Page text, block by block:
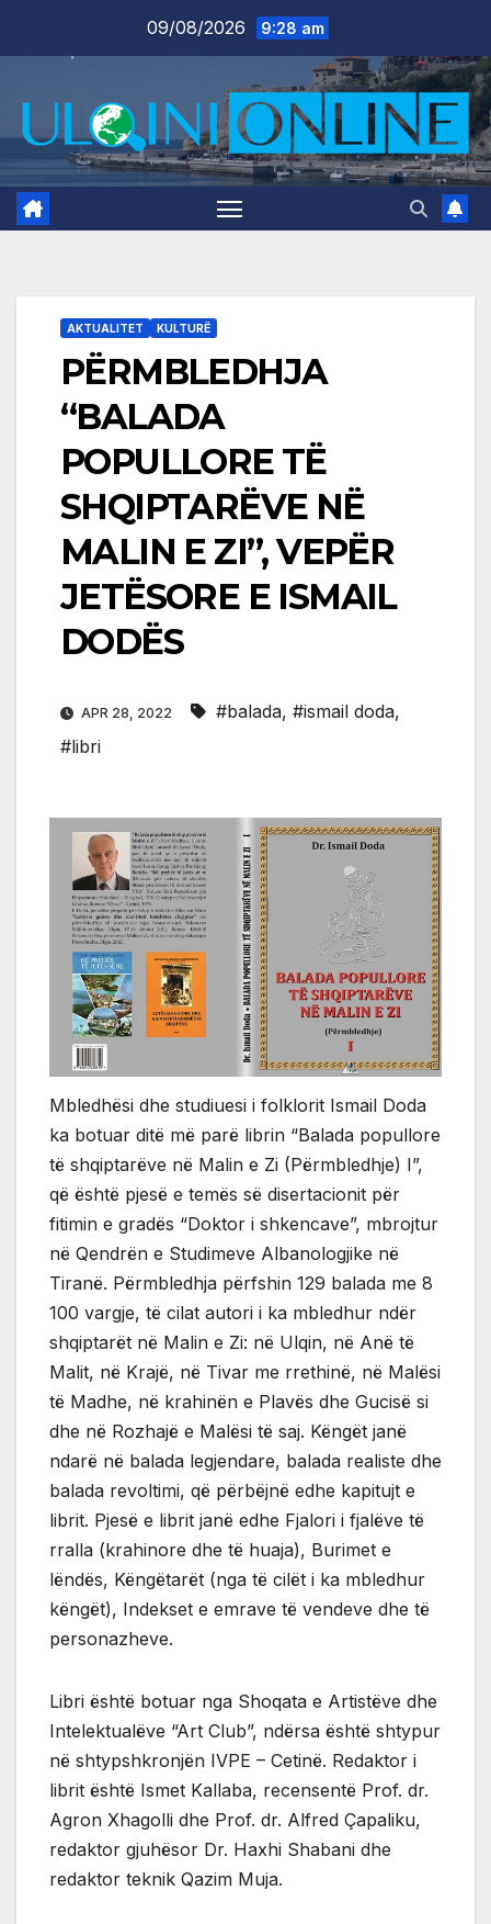
09/08/2026 9:28 am
AKTUALITET KULTURË
PËRMBLEDHJA
“BALADA
POPULLORE TË
SHQIPTARËVE NË
MALIN E ZI”, VEPËR
JETËSORE E ISMAIL
DODËS
APR 28, 2022 #balada, #ismail doda,
#libri
Mbledhësi dhe studiuesi i folklorit Ismail Doda
ka botuar ditë më parë librin “Balada popullore
të shqiptarëve në Malin e Zi (Përmbledhje) I”,
që është pjesë e temës së disertacionit për
fitimin e gradës “Doktor i shkencave”, mbrojtur
në Qendrën e Studimeve Albanologjike në
Tiranë. Përmbledhja përfshin 129 balada me 8
100 vargje, të cilat autori i ka mbledhur ndër
shqiptarët në Malin e Zi: në Ulqin, në Anë të
Malit, në Krajë, në Tivar me rrethinë, në Malësi
të Madhe, në krahinën e Plavës dhe Gucisë si
dhe në Rozhajë e Malësi të saj. Këngët janë
ndarë në balada legjendare, balada realiste dhe
balada revoltimi, që përbëjnë edhe kapitujt e
librit. Pjesë e librit janë edhe Fjalori i fjalëve të
rralla (krahinore dhe të huaja), Burimet e
lëndës, Këngëtarët (nga të cilët i ka mbledhur
këngët), Indekset e emrave të vendeve dhe të
personazheve.
Libri është botuar nga Shoqata e Artistëve dhe
Intelektualëve “Art Club”, ndërsa është shtypur
në shtypshkronjën IVPE – Cetinë. Redaktor i
librit është Ismet Kallaba, recensentë Prof. dr.
Agron Xhagolli dhe Prof. dr. Alfred Çapaliku,
redaktor gjuhësor Dr. Haxhi Shabani dhe
redaktor teknik Qazim Muja.